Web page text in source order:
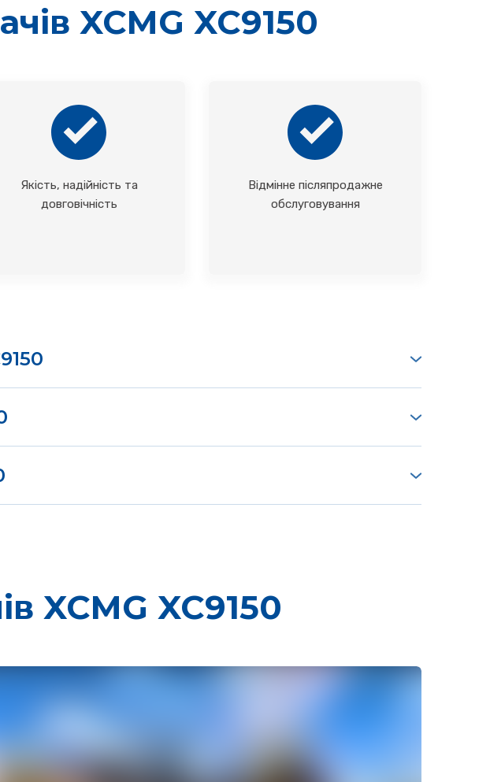
XCMG XC9150
Якість, надійність та
довговічність
Відмінне післяпродажне
обслуговування
у цій галузі.
XCMG XC9150